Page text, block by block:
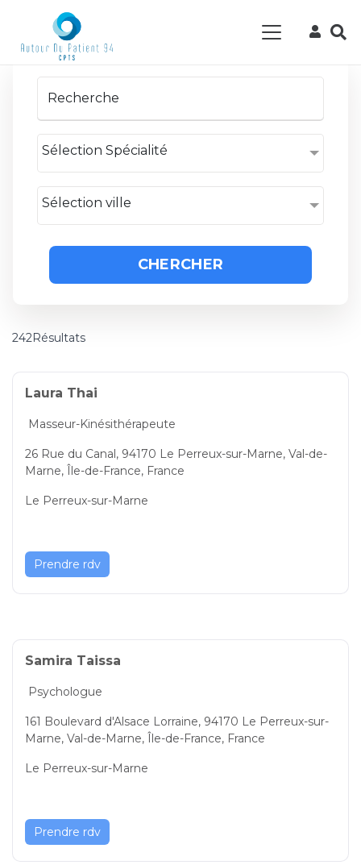
Sélection Spécialité
Sélection ville
CHERCHER
242Résultats
Laura Thai
Masseur-Kinésithérapeute
26 Rue du Canal, 94170 Le Perreux-sur-Marne, Val-de-
Marne, Île-de-France, France
Le Perreux-sur-Marne
Prendre rdv
Samira Taissa
Psychologue
161 Boulevard d'Alsace Lorraine, 94170 Le Perreux-sur-
Marne, Val-de-Marne, Île-de-France, France
Le Perreux-sur-Marne
Prendre rdv